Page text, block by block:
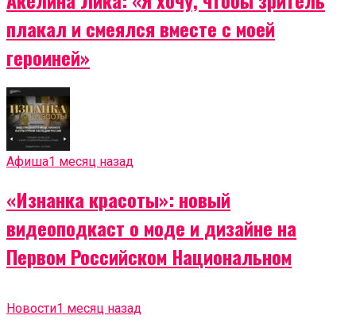
плакал и смеялся вместе с моей
героиней»
Афиша1 месяц назад
«Изнанка красоты»: новый
видеоподкаст о моде и дизайне на
Первом Российском Национальном
Новости1 месяц назад